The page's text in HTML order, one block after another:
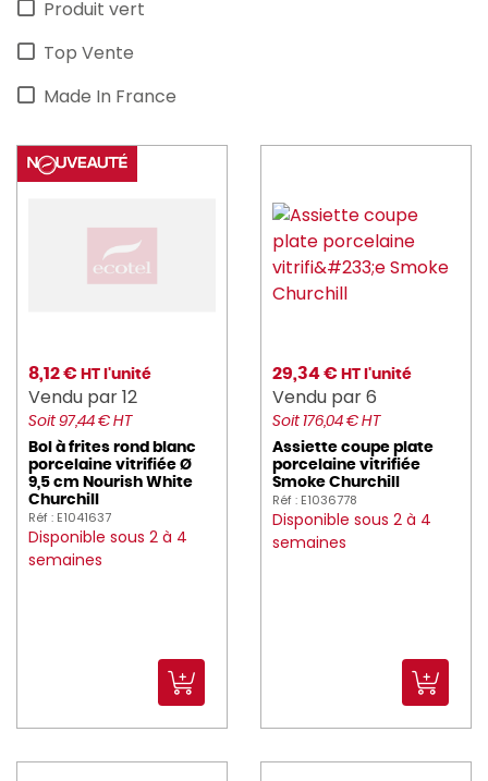
Produit vert
Top Vente
Made In France
8,12 € HT l'unité
Vendu par 12
Soit 97,44 € HT
Bol à frites rond blanc
porcelaine vitrifiée Ø
9,5 cm Nourish White
Churchill
Réf : E1041637
Disponible sous 2 à 4
semaines
29,34 € HT l'unité
Vendu par 6
Soit 176,04 € HT
Assiette coupe plate
porcelaine vitrifiée
Smoke Churchill
Réf : E1036778
Disponible sous 2 à 4
semaines